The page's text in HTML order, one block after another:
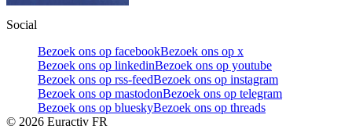
Social
Bezoek ons op facebookBezoek ons op x
Bezoek ons op linkedinBezoek ons op youtube
Bezoek ons op rss-feedBezoek ons op instagram
Bezoek ons op mastodonBezoek ons op telegram
Bezoek ons op blueskyBezoek ons op threads
© 2026 Euractiv FR